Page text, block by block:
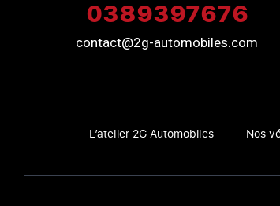
0389397676
contact@2g-automobiles.com
L’atelier 2G Automobiles Nos